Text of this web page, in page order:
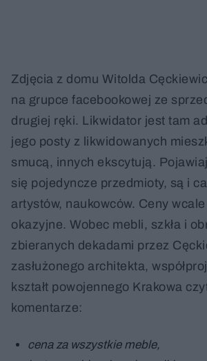
Zdjęcia z domu Witolda
na grupce facebookowej ze
drugiej ręki. Likwidator jest tam
jego posty z likwidowanych
smucą, innych ekscytują.
się pojedyncze przedmioty, są i
artystów, naukowców. Ceny
okazyjne. Wobec mebli, szkła i
zbieranych dekadami przez
zasłużonego architekta,
kształt powojennego Krakowa
komentarze:
cena za wszystkie meble,